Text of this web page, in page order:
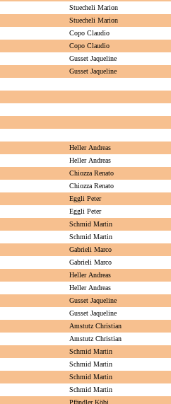
Stuecheli Marion
Stuecheli Marion
Copo Claudio
Copo Claudio
Gusset Jaqueline
Gusset Jaqueline
Heller Andreas
Heller Andreas
Chiozza Renato
Chiozza Renato
Eggli Peter
Eggli Peter
Schmid Martin
Schmid Martin
Gabrieli Marco
Gabrieli Marco
Heller Andreas
Heller Andreas
Gusset Jaqueline
Gusset Jaqueline
Amstutz Christian
Amstutz Christian
Schmid Martin
Schmid Martin
Schmid Martin
Schmid Martin
Pfändler Köbi